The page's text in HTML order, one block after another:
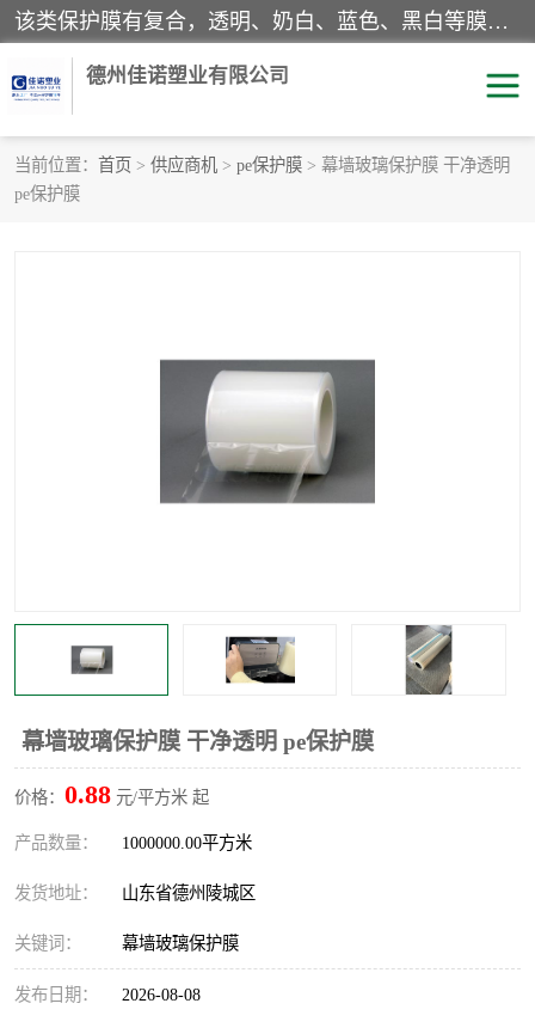
该类保护膜有复合，透明、奶白、蓝色、黑白等膜型。特高粘，高粘，中高粘，中粘，中低粘，低粘等。对于不同的粘力要求有相应的产品相适配。无胶渍残留污染。在较宽的收卷幅度下平整无皱纹，收卷长度大，利于机械化及自动化施工粘贴。为您的产品提供的表面保护解决方案。 产品广泛适用于：铝材、不锈钢、金属、塑料、电子、家电、家具、玻璃、化工材料、装饰材料等。
德州佳诺塑业有限公司
当前位置： 首页 > 供应商机 > pe保护膜 > 幕墙玻璃保护膜 干净透明
pe保护膜
幕墙玻璃保护膜 干净透明 pe保护膜
价格： 0.88 元/平方米 起
产品数量： 1000000.00平方米
发货地址： 山东省德州陵城区
关键词： 幕墙玻璃保护膜
发布日期： 2026-08-08
pe保护膜
乳白保护膜
纯黑保护膜
彩钢板保护膜
不锈钢板保护膜 一次性隔离膜